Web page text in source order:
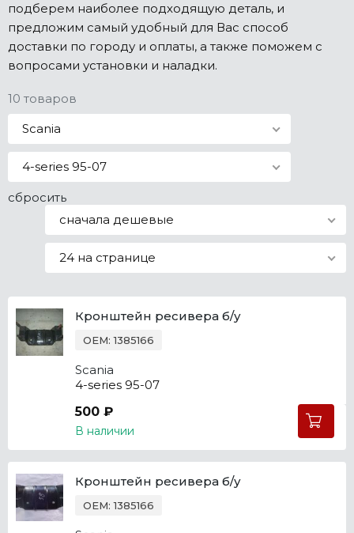
подберем наиболее подходящую деталь, и
предложим самый удобный для Вас способ
доставки по городу и оплаты, а также поможем с
вопросами установки и наладки.
10 товаров
Scania
4-series 95-07
сбросить
сначала дешевые
24 на странице
Кронштейн ресивера б/у
OEM: 1385166
Scania
4-series 95-07
500 ₽
В наличии
Кронштейн ресивера б/у
OEM: 1385166